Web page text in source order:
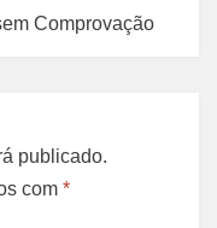
Comprovação
publicado.
com *